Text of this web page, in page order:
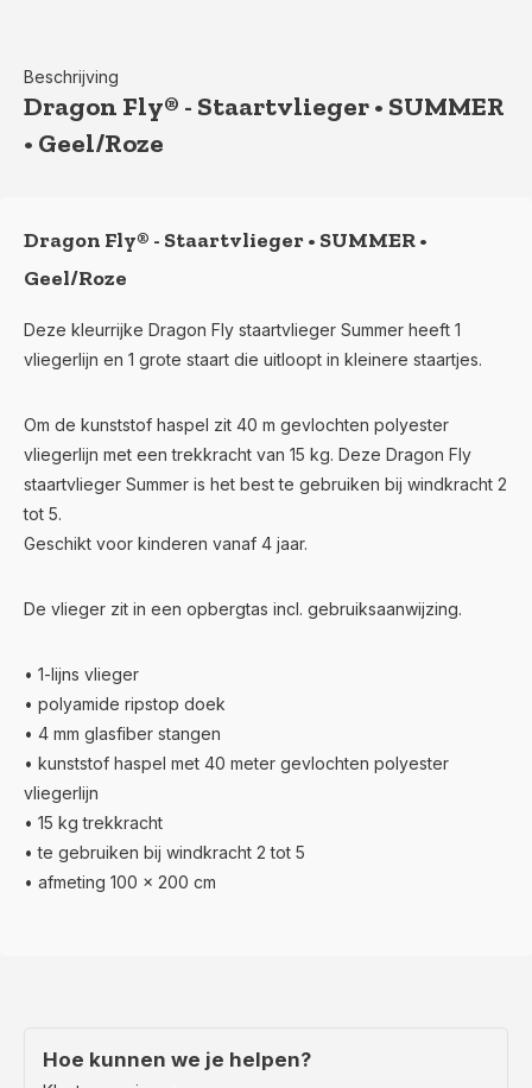
Beschrijving
Dragon Fly® - Staartvlieger • SUMMER
• Geel/Roze
Dragon Fly® - Staartvlieger • SUMMER •
Geel/Roze
Deze kleurrijke Dragon Fly staartvlieger Summer heeft 1
vliegerlijn en 1 grote staart die uitloopt in kleinere staartjes.
Om de kunststof haspel zit 40 m gevlochten polyester
vliegerlijn met een trekkracht van 15 kg. Deze Dragon Fly
staartvlieger Summer is het best te gebruiken bij windkracht 2
tot 5.
Geschikt voor kinderen vanaf 4 jaar.
De vlieger zit in een opbergtas incl. gebruiksaanwijzing.
• 1-lijns vlieger
• polyamide ripstop doek
• 4 mm glasfiber stangen
• kunststof haspel met 40 meter gevlochten polyester
vliegerlijn
• 15 kg trekkracht
• te gebruiken bij windkracht 2 tot 5
• afmeting 100 x 200 cm
Hoe kunnen we je helpen?